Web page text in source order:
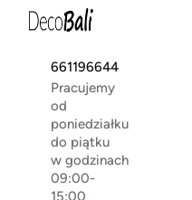
661196644
Pracujemy
od
poniedziałku
do piątku
w godzinach
09:00-
15:00